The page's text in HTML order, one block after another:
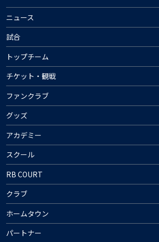
ニュース
試合
トップチーム
チケット・観戦
ファンクラブ
グッズ
アカデミー
スクール
RB COURT
クラブ
ホームタウン
パートナー